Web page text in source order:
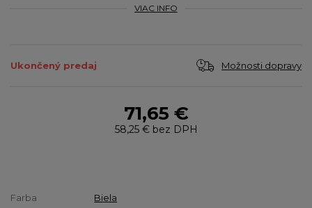
VIAC INFO
Ukončený predaj Možnosti dopravy
71,65 €
58,25 €bez DPH
Farba
Biela